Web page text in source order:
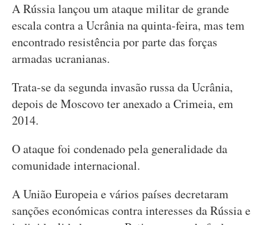
A Rússia lançou um ataque militar de grande
escala contra a Ucrânia na quinta-feira, mas tem
encontrado resistência por parte das forças
armadas ucranianas.
Trata-se da segunda invasão russa da Ucrânia,
depois de Moscovo ter anexado a Crimeia, em
2014.
O ataque foi condenado pela generalidade da
comunidade internacional.
A União Europeia e vários países decretaram
sanções económicas contra interesses da Rússia e